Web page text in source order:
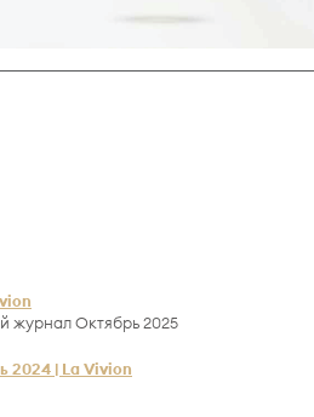
журнал Октябрь 2025
2024 | La Vivion